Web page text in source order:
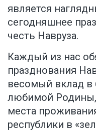
является
сегодняшнее
честь Навруза.
Каждый из нас
празднования
весомый вклад в
любимой Родины,
места
республики в